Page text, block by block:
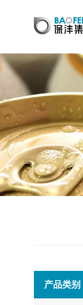
产品类别